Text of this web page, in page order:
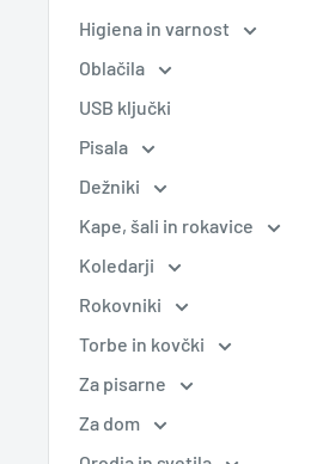
Higiena in varnost
Oblačila
USB ključki
Pisala
Dežniki
Kape, šali in rokavice
Koledarji
Rokovniki
Torbe in kovčki
Za pisarne
Za dom